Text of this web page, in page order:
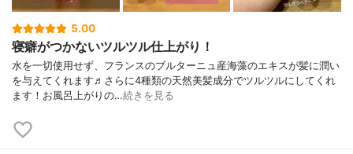
5.00
寝癖がつかないツルツル仕上がり！
水を一切使用せず、フランスのブルターニュ産海藻のエキスが髪に潤い
を与えてくれます♬︎さらに4種類の天然美髪成分でツルツルにしてくれ
ます！お風呂上がりの…続きを見る